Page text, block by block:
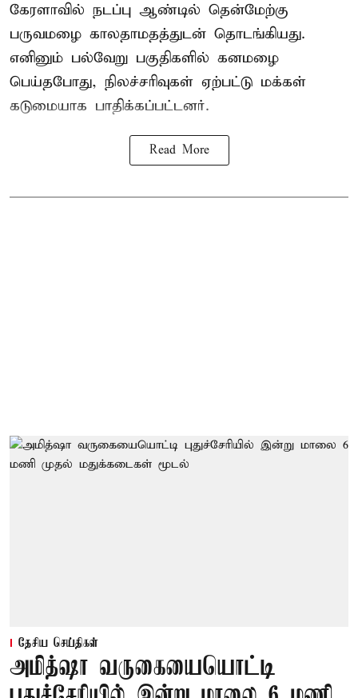
கேரளாவில் நடப்பு ஆண்டில் தென்மேற்கு
பருவமழை காலதாமதத்துடன் தொடங்கியது.
எனினும் பல்வேறு பகுதிகளில் கனமழை
பெய்தபோது, நிலச்சரிவுகள் ஏற்பட்டு மக்கள்
கடுமையாக பாதிக்கப்பட்டனர்.
Read More
தேசிய செய்திகள்
அமித்ஷா வருகையையொட்டி